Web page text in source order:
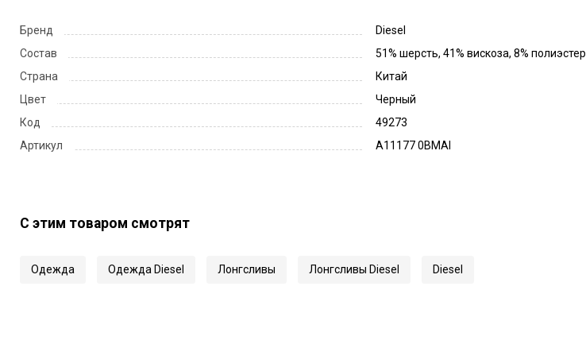
Бренд
Diesel
Состав
51% шерсть, 41% вискоза, 8% полиэстер
Страна
Китай
Цвет
Черный
Код
49273
Артикул
A11177 0BMAI
С этим товаром смотрят
Одежда Одежда Diesel Лонгсливы Лонгсливы Diesel Diesel